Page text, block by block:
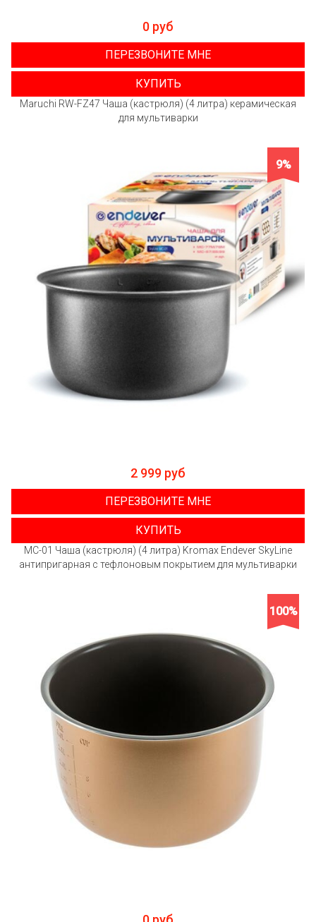
0 руб
ПЕРЕЗВОНИТЕ МНЕ
КУПИТЬ
Maruchi RW-FZ47 Чаша (кастрюля) (4 литра) керамическая
для мультиварки
9%
2 999 руб
ПЕРЕЗВОНИТЕ МНЕ
КУПИТЬ
MC-01 Чаша (кастрюля) (4 литра) Kromax Endever SkyLine
антипригарная с тефлоновым покрытием для мультиварки
100%